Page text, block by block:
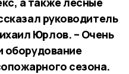
руководитель
Юрлов. – Очень
оборудование
сезона.